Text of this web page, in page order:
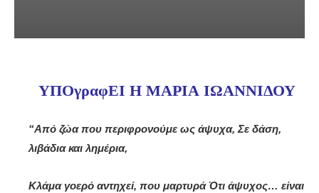
ΥΠΟγραφΕΙ Η ΜΑΡΙΑ ΙΩΑΝΝΙΔΟΥ
“Από ζώα που περιφρονούμε ως άψυχα, Σε δάση,
λιβάδια και λημέρια,
Κλάμα γοερό αντηχεί, που μαρτυρά Ότι άψυχος… είναι